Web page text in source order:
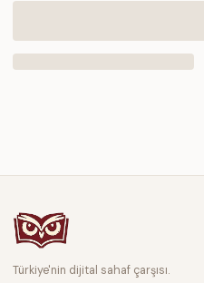
Türkiye'nin dijital sahaf çarşısı.